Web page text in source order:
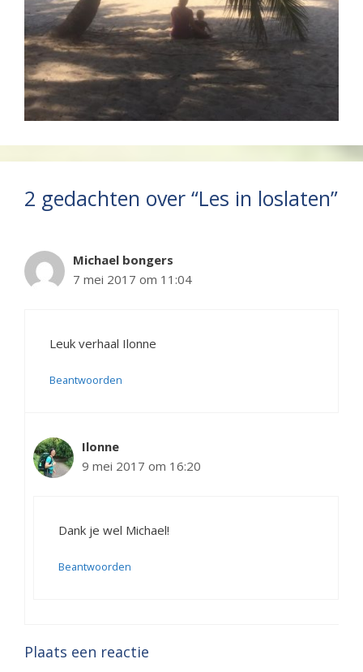
2 gedachten over “Les in loslaten”
Michael bongers
7 mei 2017 om 11:04
Leuk verhaal Ilonne
Beantwoorden
Ilonne
9 mei 2017 om 16:20
Dank je wel Michael!
Beantwoorden
Plaats een reactie